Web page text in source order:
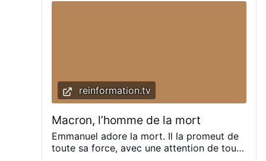
reinformation.tv
Macron, l’homme de la mort
Emmanuel adore la mort. Il la promeut de
toute sa force, avec une attention de tous